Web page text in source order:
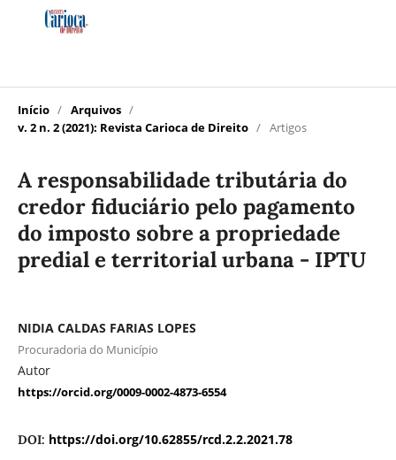
Início / Arquivos /
v. 2 n. 2 (2021): Revista Carioca de Direito / Artigos
A responsabilidade tributária do
credor fiduciário pelo pagamento
do imposto sobre a propriedade
predial e territorial urbana - IPTU
NIDIA CALDAS FARIAS LOPES
Procuradoria do Município
Autor
https://orcid.org/0009-0002-4873-6554
DOI: https://doi.org/10.62855/rcd.2.2.2021.78